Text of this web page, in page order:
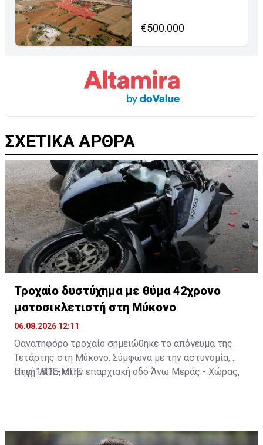
€500.000
ΣΧΕΤΙΚΑ ΑΡΘΡΑ
Τροχαίο δυστύχημα με θύμα 42χρονο
μοτοσικλετιστή στη Μύκονο
06.08.2026 12:11
Θανατηφόρο τροχαίο σημειώθηκε το απόγευμα της
Τετάρτης στη Μύκονο. Σύμφωνα με την αστυνομία,
στις 18:35, στην επαρχιακή οδό Άνω Μεράς - Χώρας,
25χρονος. Από τη σύγκρουση ο 42χρονος
τραυματίστηκε θανάσιμα. Τα αίτια του δυστυχήματος
Πηγή: ΑΠΕ-ΜΠΕ